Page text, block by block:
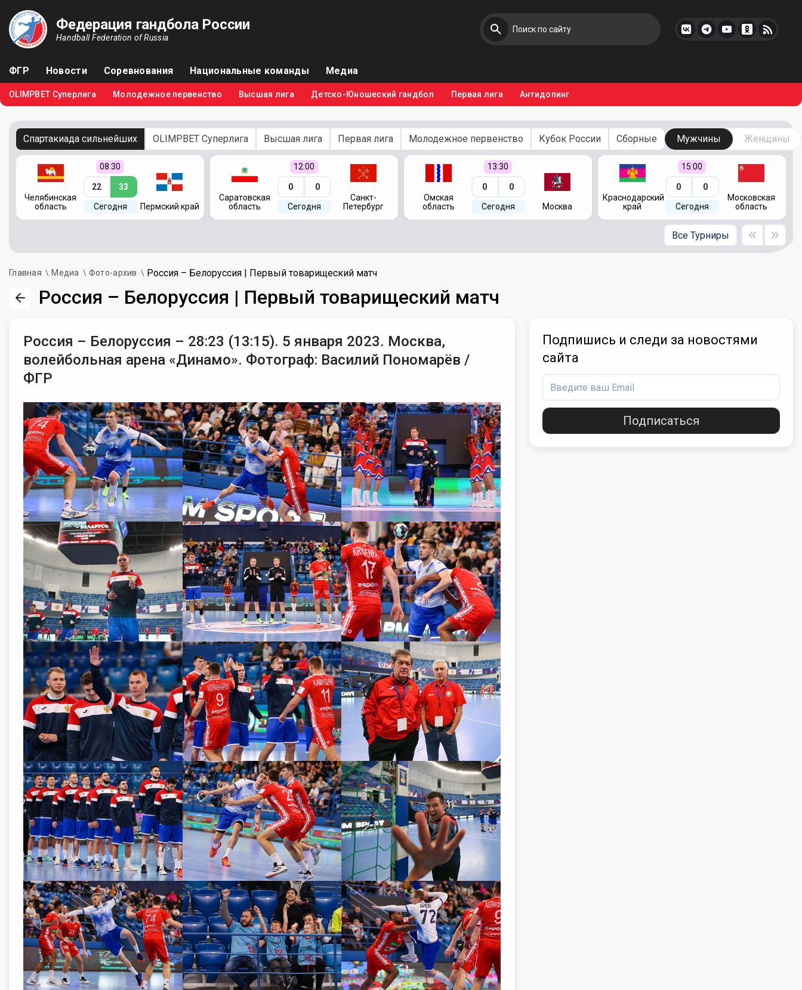
Федерация гандбола России
Handball Federation of Russia
ФГР Новости Соревнования Национальные команды Медиа
OLIMPBET Суперлига Молодежное первенство Высшая лига Детско-Юношеский гандбол Первая лига Антидопинг
Спартакиада сильнейших OLIMPBET Суперлига Высшая лига Первая лига Молодежное первенство Кубок России Сборные Мужчины Женщины
Челябинская
область
08:30
22 33
Сегодня Пермский край
Саратовская
область
12:00
0 0
Сегодня
Санкт-
Петербург
Омская
область
13:30
0 0
Сегодня Москва
Краснодарский
край
15:00
0 0
Сегодня
Московская
область
Все Турниры
Главная Медиа Фото-архив Россия – Белоруссия | Первый товарищеский матч
Россия – Белоруссия | Первый товарищеский матч
Россия – Белоруссия – 28:23 (13:15). 5 января 2023. Москва,
волейбольная арена «Динамо». Фотограф: Василий Пономарёв /
ФГР
Подпишись и следи за новостями
сайта
Подписаться